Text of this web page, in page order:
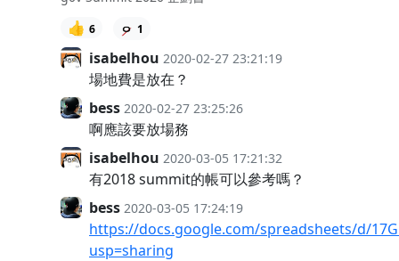
👍 6 1
isabelhou 2020-02-27 23:21:19
場地費是放在？
bess 2020-02-27 23:25:26
啊應該要放場務
isabelhou 2020-03-05 17:21:32
有2018 summit的帳可以參考嗎？
bess 2020-03-05 17:24:19
https://docs.google.com/spreadsheets/d/
usp=sharing